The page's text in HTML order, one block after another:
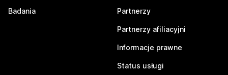
Badania Partnerzy
Partnerzy afiliacyjni
Informacje prawne
Status usługi